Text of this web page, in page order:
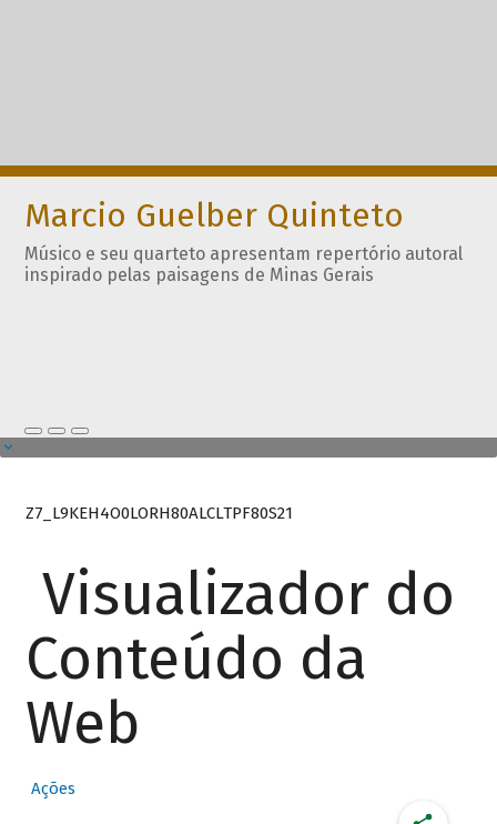
Marcio Guelber Quinteto
Músico e seu quarteto apresentam repertório autoral
inspirado pelas paisagens de Minas Gerais
Z7_L9KEH4O0LORH80ALCLTPF80S21
Visualizador do
Conteúdo da
Web
Ações